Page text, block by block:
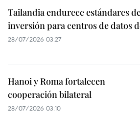
Tailandia endurece estándares
inversión para centros de datos
28/07/2026 03:27
Hanoi y Roma fortalecen
cooperación bilateral
28/07/2026 03:10